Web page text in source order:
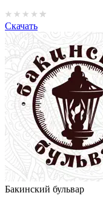
Скачать
Бакинский бульвар